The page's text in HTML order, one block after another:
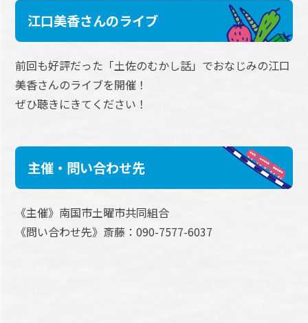
江口美香さんのライブ
前回も好評だった「土佐のむかし話」でおなじみの江口
美香さんのライブを開催！
ぜひ聴きにきてください！
主催・問い合わせ先
《主催》南国市土曜市共同組合
《問い合わせ先》斎藤：090-7577-6037